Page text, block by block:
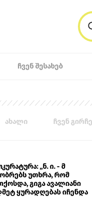
ᲩᲕᲔᲜ ᲨᲔᲡᲐᲮᲔᲑ
ახალი ჩვენ
„ნ. ი. - მ
უთხრა, რომ
გიგა ავალიანი
ყურადღებას იჩენდა